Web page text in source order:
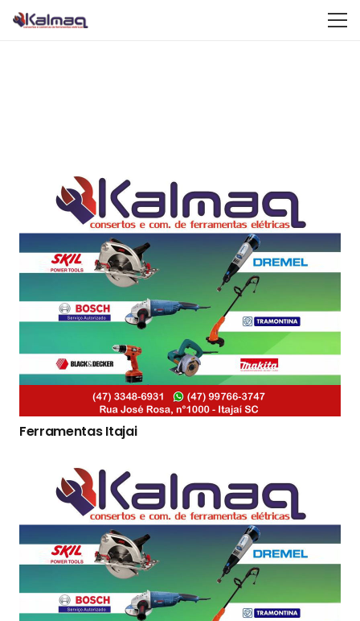
Ferramentas Itajai